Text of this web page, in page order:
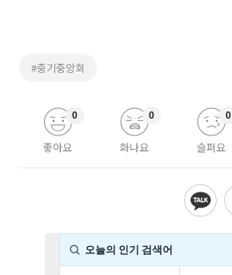
#중기중앙회
좋아요
0
화나요
0
슬퍼요
0